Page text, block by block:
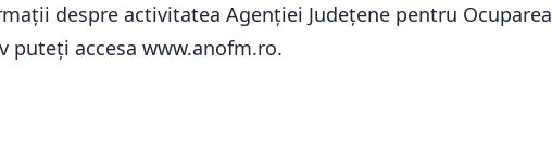
despre activitatea Agenției Județene pentru Ocuparea
puteți accesa www.anofm.ro.